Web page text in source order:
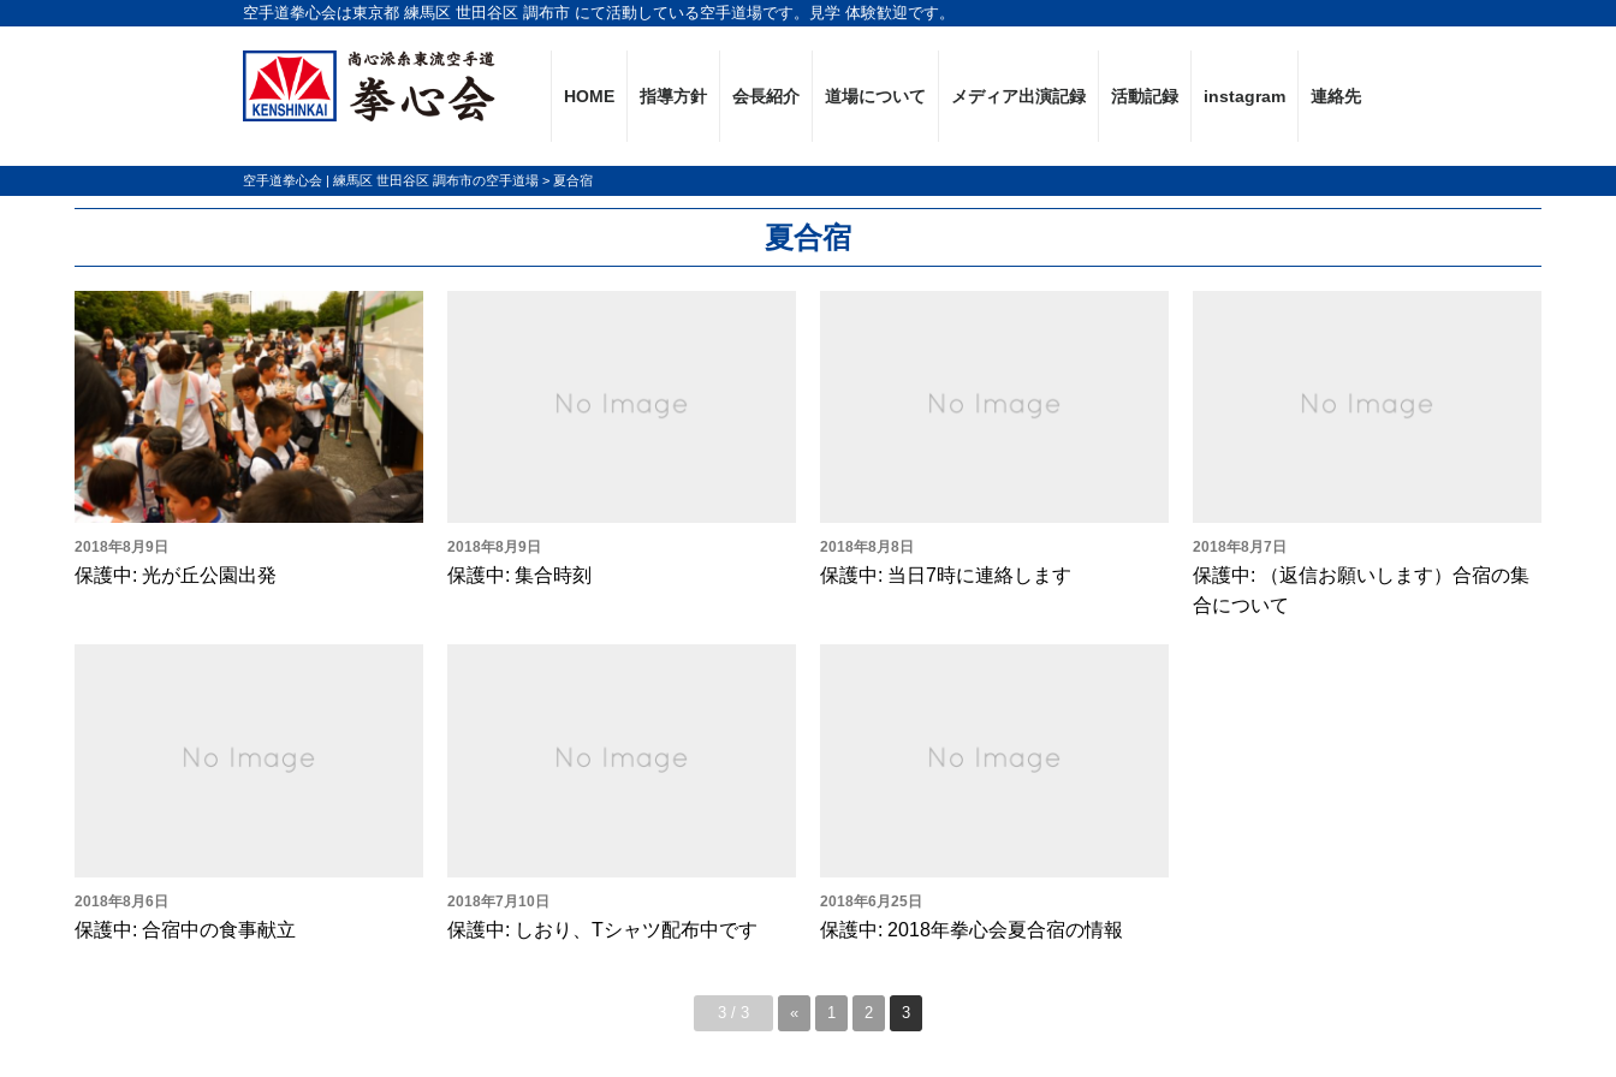
空手道拳心会は東京都 練馬区 世田谷区 調布市 にて活動している空手道場です。見学 体験歓迎です。
HOME 指導方針 会長紹介 道場について メディア出演記録 活動記録 instagram 連絡先
空手道拳心会 | 練馬区 世田谷区 調布市の空手道場 > 夏合宿
夏合宿
2018年8月9日
保護中: 光が丘公園出発
2018年8月9日
保護中: 集合時刻
2018年8月8日
保護中: 当日7時に連絡します
2018年8月7日
保護中: （返信お願いします）合宿の集
合について
2018年8月6日
保護中: 合宿中の食事献立
2018年7月10日
保護中: しおり、Tシャツ配布中です
2018年6月25日
保護中: 2018年拳心会夏合宿の情報
3 / 3 « 1 2 3